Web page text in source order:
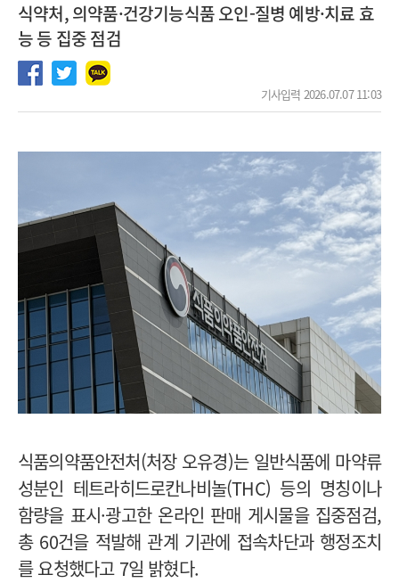
식약처, 의약품·건강기능식품 오인-질병 예방·치료 효
능 등 집중 점검
기사입력 2026.07.07 11:03
식품의약품안전처(처장 오유경)는 일반식품에 마약류
성분인 테트라히드로칸나비놀(THC) 등의 명칭이나
함량을 표시·광고한 온라인 판매 게시물을 집중점검,
총 60건을 적발해 관계 기관에 접속차단과 행정조치
를 요청했다고 7일 밝혔다.